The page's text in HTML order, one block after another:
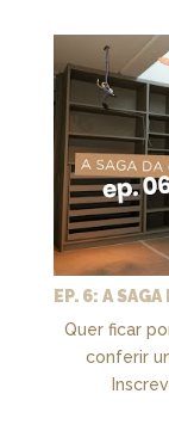
Quer ficar
conferir